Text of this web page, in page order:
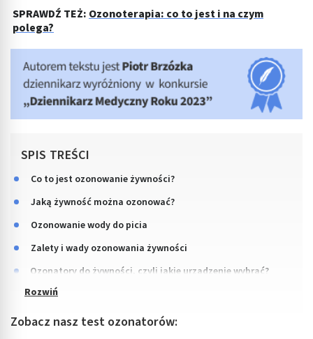
SPRAWDŹ TEŻ: Ozonoterapia: co to jest i na czym
polega?
SPIS TREŚCI
Co to jest ozonowanie żywności?
Jaką żywność można ozonować?
Ozonowanie wody do picia
Zalety i wady ozonowania żywności
Ozonatory do żywności, czyli jakie urządzenie wybrać?
Zobacz nasz test ozonatorów: